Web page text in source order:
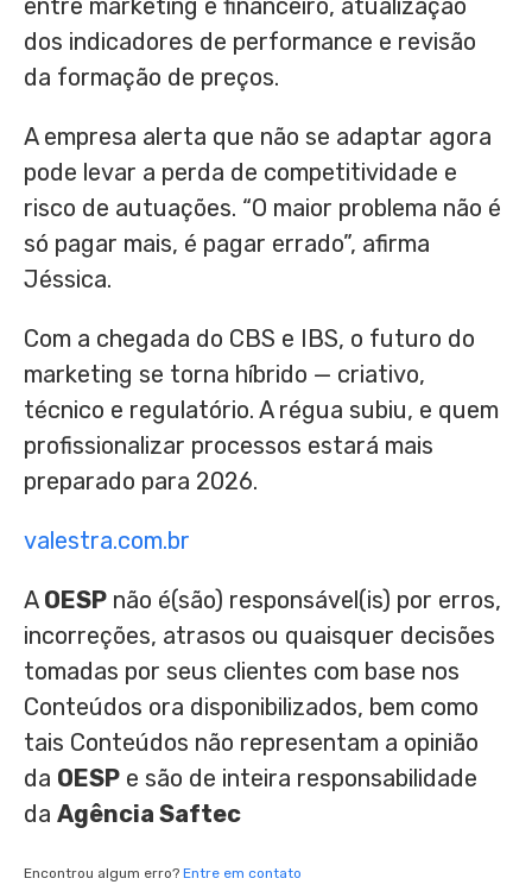
entre marketing e financeiro, atualização
dos indicadores de performance e revisão
da formação de preços.
A empresa alerta que não se adaptar agora
pode levar a perda de competitividade e
risco de autuações. “O maior problema não é
só pagar mais, é pagar errado”, afirma
Jéssica.
Com a chegada do CBS e IBS, o futuro do
marketing se torna híbrido — criativo,
técnico e regulatório. A régua subiu, e quem
profissionalizar processos estará mais
preparado para 2026.
valestra.com.br
A OESP não é(são) responsável(is) por erros,
incorreções, atrasos ou quaisquer decisões
tomadas por seus clientes com base nos
Conteúdos ora disponibilizados, bem como
tais Conteúdos não representam a opinião
da OESP e são de inteira responsabilidade
da Agência Saftec
Encontrou algum erro? Entre em contato